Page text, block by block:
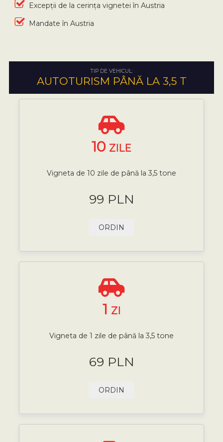
Excepții de la cerința vignetei în Austria
Mandate în Austria
TIP DE VEHICUL:
AUTOTURISM PÂNĂ LA 3,5 T
10 ZILE
Vigneta de 10 zile de până la 3,5 tone
99 PLN
ORDIN
1 ZI
Vigneta de 1 zile de până la 3,5 tone
69 PLN
ORDIN